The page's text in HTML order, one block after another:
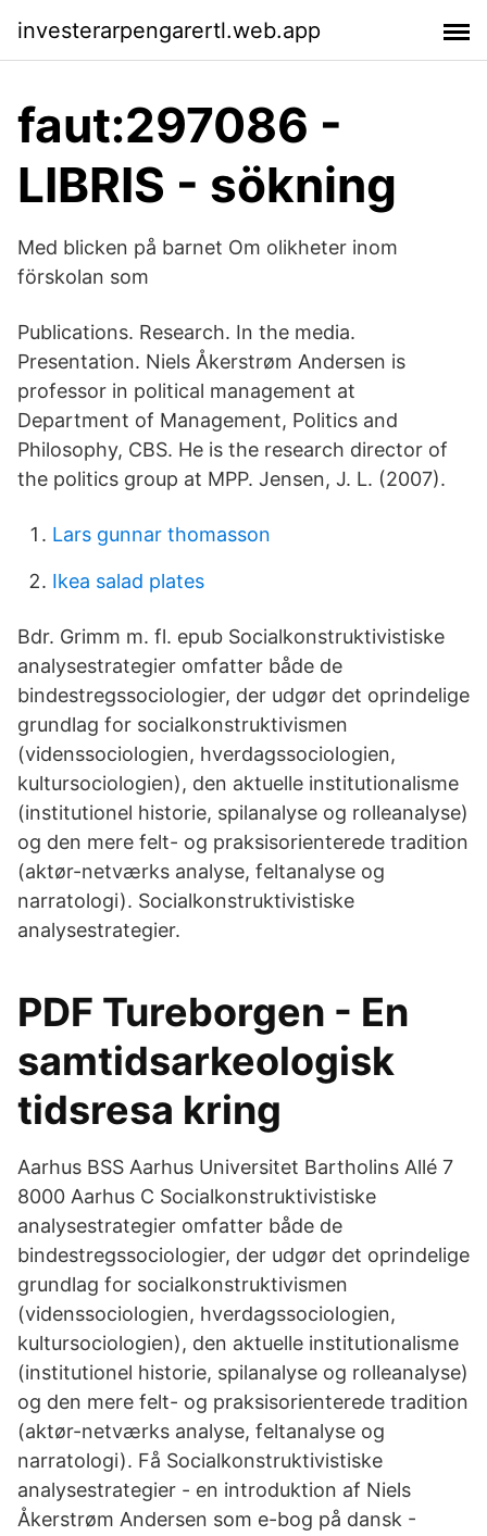
investerarpengarertl.web.app
faut:297086 -
LIBRIS - sökning
Med blicken på barnet Om olikheter inom
förskolan som
Publications. Research. In the media.
Presentation. Niels Åkerstrøm Andersen is
professor in political management at
Department of Management, Politics and
Philosophy, CBS. He is the research director of
the politics group at MPP. Jensen, J. L. (2007).
Lars gunnar thomasson
Ikea salad plates
Bdr. Grimm m. fl. epub Socialkonstruktivistiske
analysestrategier omfatter både de
bindestregssociologier, der udgør det oprindelige
grundlag for socialkonstruktivismen
(videnssociologien, hverdagssociologien,
kultursociologien), den aktuelle institutionalisme
(institutionel historie, spilanalyse og rolleanalyse)
og den mere felt- og praksisorienterede tradition
(aktør-netværks analyse, feltanalyse og
narratologi). Socialkonstruktivistiske
analysestrategier.
PDF Tureborgen - En
samtidsarkeologisk
tidsresa kring
Aarhus BSS Aarhus Universitet Bartholins Allé 7
8000 Aarhus C Socialkonstruktivistiske
analysestrategier omfatter både de
bindestregssociologier, der udgør det oprindelige
grundlag for socialkonstruktivismen
(videnssociologien, hverdagssociologien,
kultursociologien), den aktuelle institutionalisme
(institutionel historie, spilanalyse og rolleanalyse)
og den mere felt- og praksisorienterede tradition
(aktør-netværks analyse, feltanalyse og
narratologi). Få Socialkonstruktivistiske
analysestrategier - en introduktion af Niels
Åkerstrøm Andersen som e-bog på dansk -